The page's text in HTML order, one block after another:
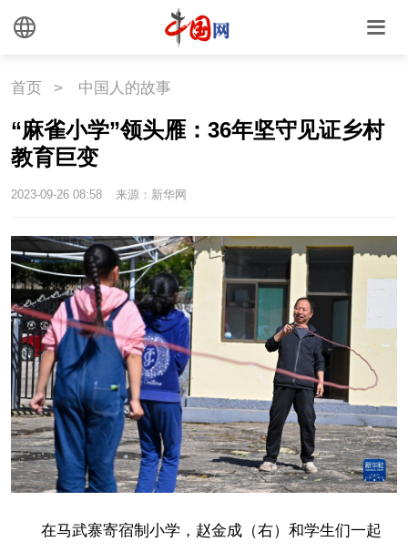
中国关键词
文化 艺术
时尚
中国瓷
国情
国情 助残 一带一路
海洋 草原 湾区
联盟 心理 老年
首页 > 中国人的故事
“麻雀小学”领头雁：36年坚守见证乡村
教育巨变
2023-09-26 08:58 来源：新华网
在马武寨寄宿制小学，赵金成（右）和学生们一起